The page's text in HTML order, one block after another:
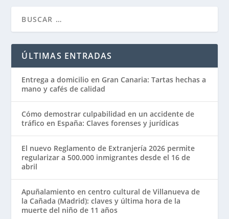
ÚLTIMAS ENTRADAS
Entrega a domicilio en Gran Canaria: Tartas hechas a
mano y cafés de calidad
Cómo demostrar culpabilidad en un accidente de
tráfico en España: Claves forenses y jurídicas
El nuevo Reglamento de Extranjería 2026 permite
regularizar a 500.000 inmigrantes desde el 16 de
abril
Apuñalamiento en centro cultural de Villanueva de
la Cañada (Madrid): claves y última hora de la
muerte del niño de 11 años